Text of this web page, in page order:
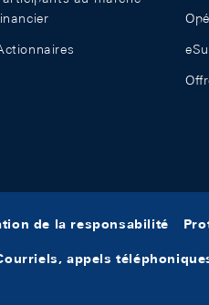
de la responsabilité
appels